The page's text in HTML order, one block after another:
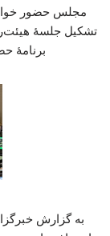
مجلس حضور
تشکیل جلسۀ
برنامۀ